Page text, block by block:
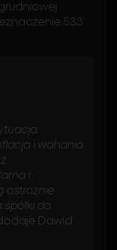
533
i wahania
i
ostrożnie
do
Dawid